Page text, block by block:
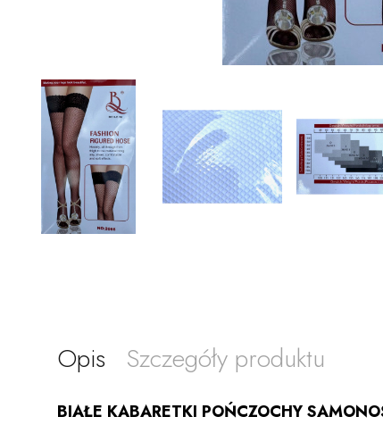
Opis Szczegóły produktu
BIAŁE KABARETKI POŃCZOCHY